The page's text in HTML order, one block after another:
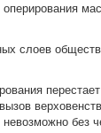
слоев
без